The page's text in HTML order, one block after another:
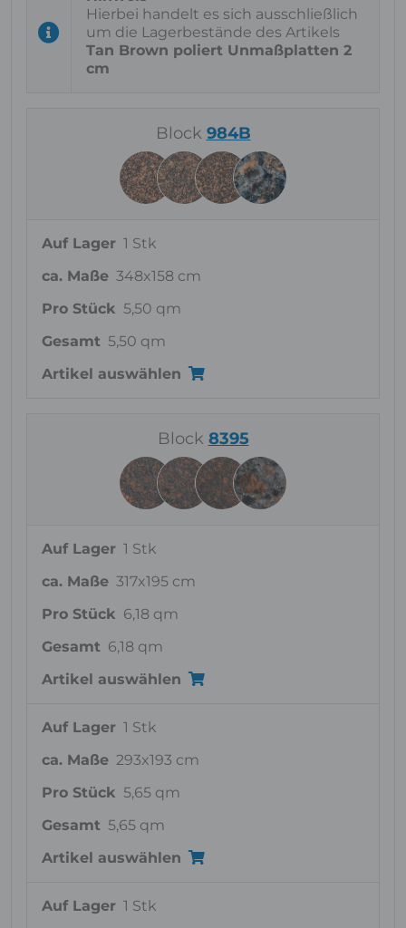
Hierbei handelt es sich ausschließlich
um die Lagerbestände des Artikels
Tan Brown poliert Unmaßplatten 2
cm
Block 984B
Auf Lager 1 Stk
ca. Maße 348x158 cm
Pro Stück 5,50 qm
Gesamt 5,50 qm
Artikel auswählen
Block 8395
Auf Lager 1 Stk
ca. Maße 317x195 cm
Pro Stück 6,18 qm
Gesamt 6,18 qm
Artikel auswählen
Auf Lager 1 Stk
ca. Maße 293x193 cm
Pro Stück 5,65 qm
Gesamt 5,65 qm
Artikel auswählen
Auf Lager 1 Stk